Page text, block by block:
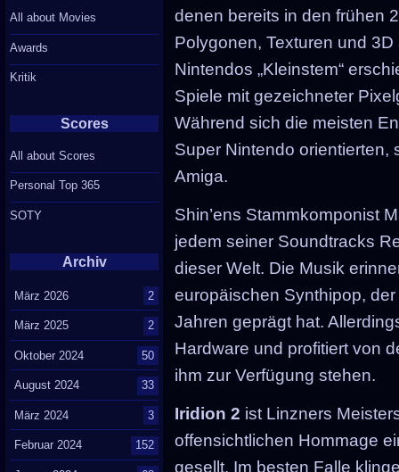
denen bereits in den frühen
Polygonen, Texturen und
Nintendos „Kleinstem“
Spiele mit gezeichneter
Während sich die meisten
Super Nintendo orientierten,
Amiga.
Shin’ens Stammkomponist
jedem seiner Soundtracks
dieser Welt. Die Musik
europäischen Synthipop,
Jahren geprägt hat.
Hardware und profitiert von
ihm zur Verfügung stehen.
Iridion 2 ist Linzners
offensichtlichen Hommage
gesellt. Im besten Falle
All about Movies
Awards
Kritik
Scores
All about Scores
Personal Top 365
SOTY
Archiv
März 2026 2
März 2025 2
Oktober 2024 50
August 2024 33
März 2024 3
Februar 2024 152